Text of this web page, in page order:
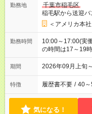
勤務地
千葉市稲毛区
稲毛駅から送迎
＜アメリカ本
勤務時間
10:00～17:00(実
の時間は17～19
期間 2026年09月上旬
特徴 履歴書不要 / 40～
気になる！